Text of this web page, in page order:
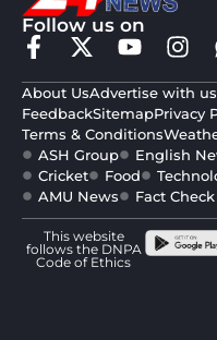
Follow us on
About UsAdvertise with us
FeedbackSitemapPrivacy
Terms & Conditions
ASH Group
English
Cricket
Food
AMU News
Fact Check
This website
follows the DNPA
Code of Ethics